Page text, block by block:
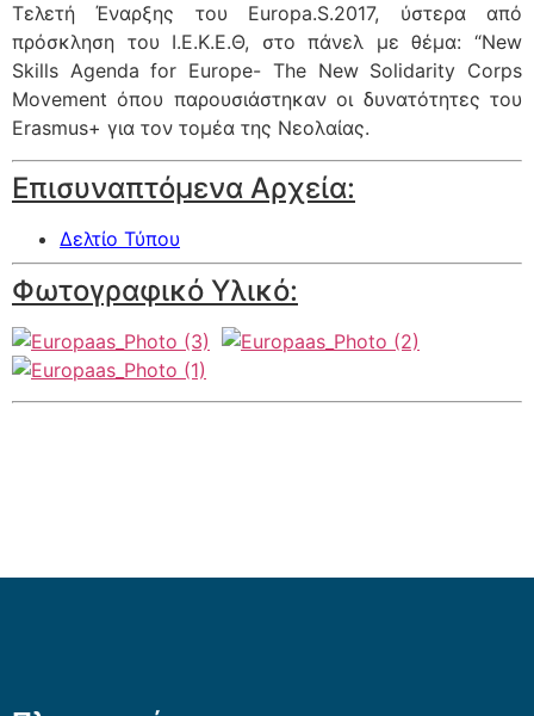
Τελετή Έναρξης του Europa.S.2017, ύστερα από
πρόσκληση του Ι.Ε.Κ.Ε.Θ, στο πάνελ με θέμα: “New
Skills Agenda for Europe- The New Solidarity Corps
Movement όπου παρουσιάστηκαν οι δυνατότητες του
Erasmus+ για τον τομέα της Νεολαίας.
Επισυναπτόμενα Αρχεία:
Δελτίο Τύπου
Φωτογραφικό Υλικό: